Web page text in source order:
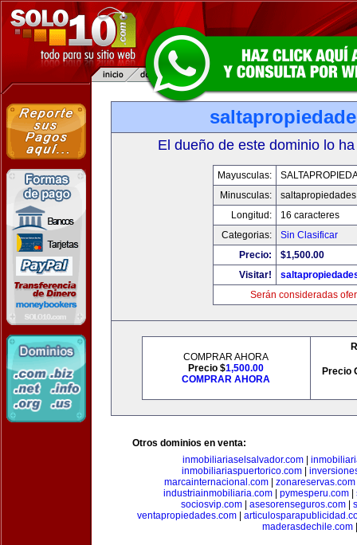
El dueño de este dominio lo
Mayusculas:
Minusculas:
Longitud:
16 caracteres
Categorias:
Sin Clasificar
Precio:
$1,500.00
Visitar!
Serán consideradas
COMPRAR AHORA
Precio $1,500.00
COMPRAR AHORA
Precio
Otros dominios en venta:
inmobiliariaselsalvador.com|
inmobiliariaspuertorico.com
marcainternacional.com| zonareservas.com
industriainmobiliaria.com| pymesperu.com|
sociosvip.com
asesorenseguros.com
ventapropiedades.com
maderasdechile.com